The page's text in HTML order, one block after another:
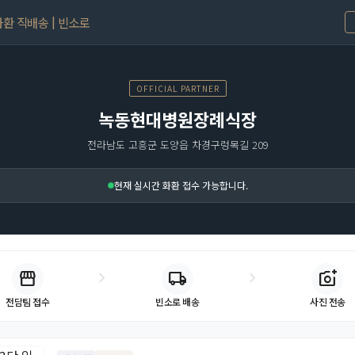
직배송 | 빈소로
OFFICIAL PARTNER
녹동현대병원장례식장
전라남도 고흥군 도양읍 차경구렁목길 209
현재 실시간 화환 접수 가능합니다.
storefront
전담팀 접수
chevron_right local_shipping
빈소로 배송
chevron_right add_a_photo
사진 전송